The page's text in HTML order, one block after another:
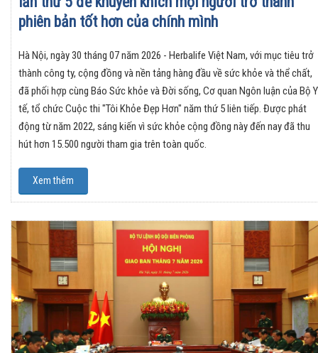
phiên bản tốt hơn của chính mình
Hà Nội, ngày 30 tháng 07 năm 2026 - Herbalife Việt Nam, với mục tiêu trở
thành công ty, cộng đồng và nền tảng hàng đầu về sức khỏe và thể chất,
đã phối hợp cùng Báo Sức khỏe và Đời sống, Cơ quan Ngôn luận của Bộ Y
tế, tổ chức Cuộc thi "Tôi Khỏe Đẹp Hơn" năm thứ 5 liên tiếp. Được phát
động từ năm 2022, sáng kiến vì sức khỏe cộng đồng này đến nay đã thu
hút hơn 15.500 người tham gia trên toàn quốc.
Xem thêm